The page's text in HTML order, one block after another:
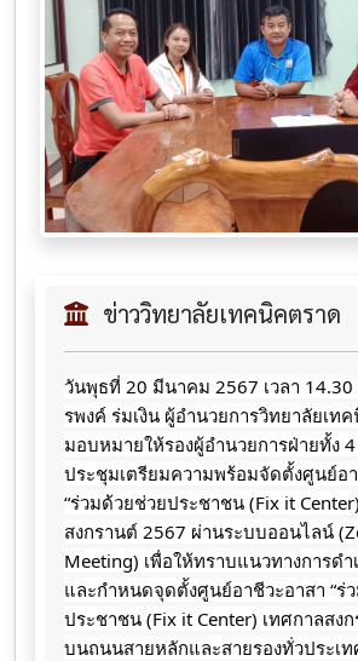
ข่าววิทยาลัยเทคนิคตราด
วันพุธที่ 20 มีนาคม 2567 เวลา
รพงค์ ร่มเงิน ผู้อำนวยการวิทยาลัยเท
มอบหมายให้รองผู้อำนวยการฝ่ายทั้ง
ประชุมเตรียมความพร้อมจัดตั้งศูนย์อ
“ร่วมด้วยช่วยประชาชน (Fix it
สงกรานต์ 2567 ผ่านระบบออนไลน์
Meeting) เพื่อให้ทราบแนวทางการดำ
และกำหนดจุดตั้งศูนย์อาชีวะอาสา “ร่
ประชาชน (Fix it Center) เทศกาลสง
บนถนนสายหลักและสายรองทั่วประเท